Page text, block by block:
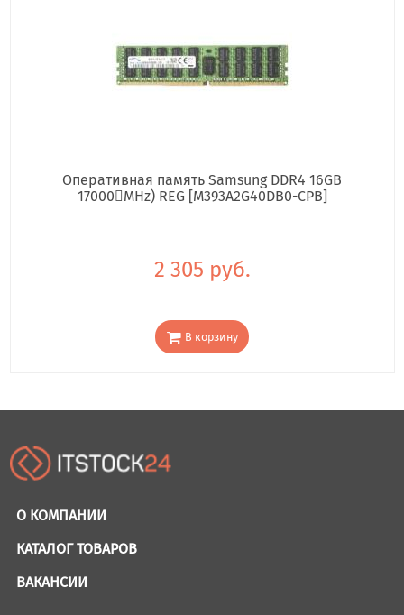
Оперативная память Samsung DDR4 16GB
17000񢋕MHz) REG [M393A2G40DB0-CPB]
2 305 руб.
В корзину
О КОМПАНИИ
КАТАЛОГ ТОВАРОВ
ВАКАНСИИ